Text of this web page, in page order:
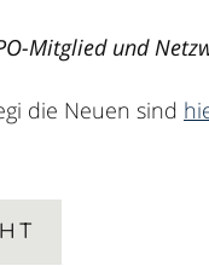
Mitglied und
die Neuen sind